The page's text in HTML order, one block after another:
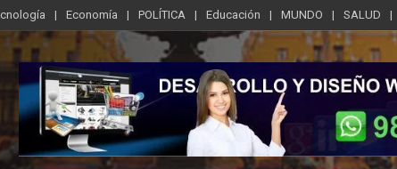
Economía POLÍTICA Educación MUNDO SALUD